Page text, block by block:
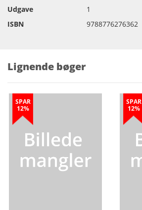
Udgave
1
ISBN
9788776276362
Lignende bøger
SPAR
12%
SPAR
12%